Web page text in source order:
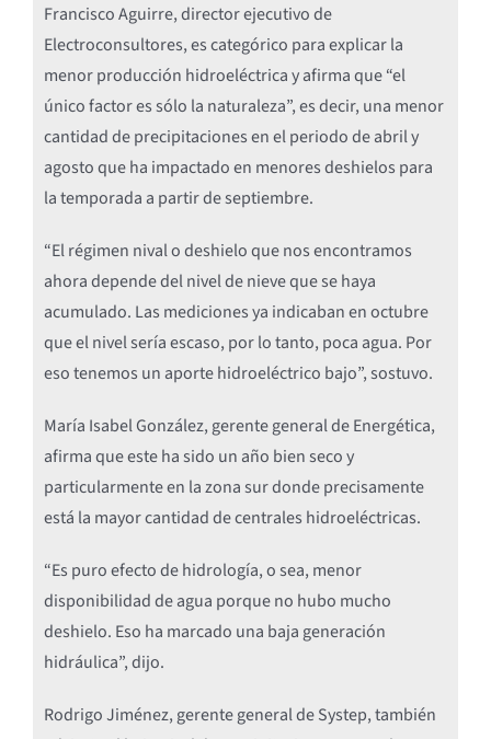
Francisco Aguirre, director ejecutivo de
Electroconsultores, es categórico para explicar la
menor producción hidroeléctrica y afirma que “el
único factor es sólo la naturaleza”, es decir, una menor
cantidad de precipitaciones en el periodo de abril y
agosto que ha impactado en menores deshielos para
la temporada a partir de septiembre.
“El régimen nival o deshielo que nos encontramos
ahora depende del nivel de nieve que se haya
acumulado. Las mediciones ya indicaban en octubre
que el nivel sería escaso, por lo tanto, poca agua. Por
eso tenemos un aporte hidroeléctrico bajo”, sostuvo.
María Isabel González, gerente general de Energética,
afirma que este ha sido un año bien seco y
particularmente en la zona sur donde precisamente
está la mayor cantidad de centrales hidroeléctricas.
“Es puro efecto de hidrología, o sea, menor
disponibilidad de agua porque no hubo mucho
deshielo. Eso ha marcado una baja generación
hidráulica”, dijo.
Rodrigo Jiménez, gerente general de Systep, también